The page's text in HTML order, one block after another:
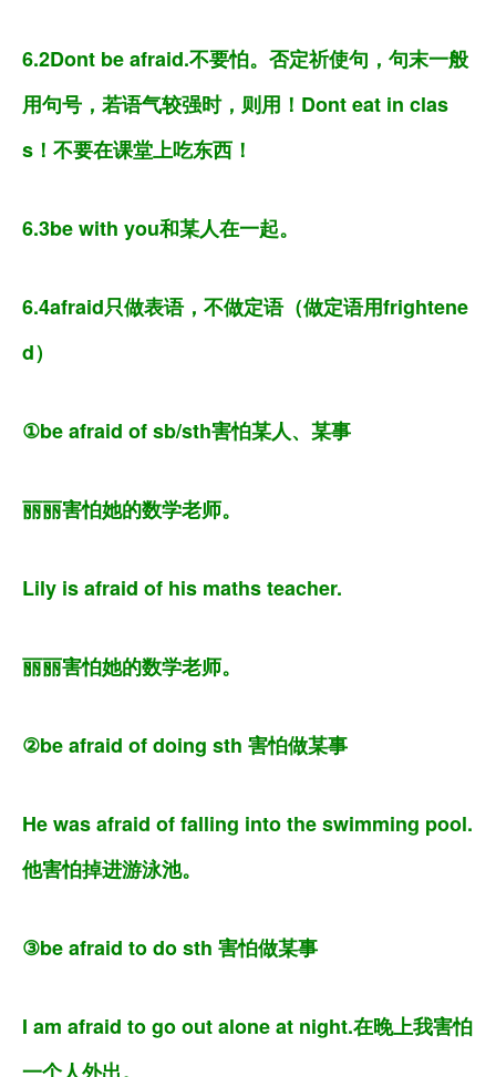
6.2Dont be afraid.不要怕。否定祈使句，句末一般
用句号，若语气较强时，则用！Dont eat in clas
s！不要在课堂上吃东西！
6.3be with you和某人在一起。
6.4afraid只做表语，不做定语（做定语用frightene
d）
①be afraid of sb/sth害怕某人、某事
丽丽害怕她的数学老师。
Lily is afraid of his maths teacher.
丽丽害怕她的数学老师。
②be afraid of doing sth 害怕做某事
He was afraid of falling into the swimming pool.
他害怕掉进游泳池。
③be afraid to do sth 害怕做某事
I am afraid to go out alone at night.在晚上我害怕